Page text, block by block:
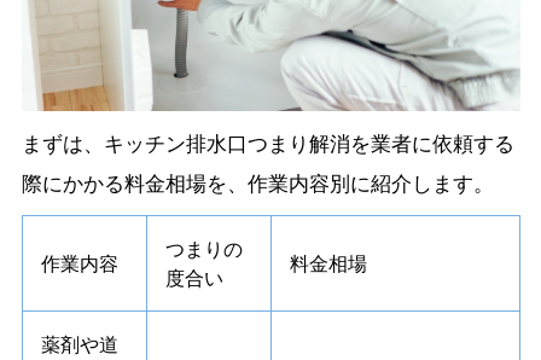
まずは、キッチン排水口つまり解消を業者に依頼する
際にかかる料金相場を、作業内容別に紹介します。
作業内容
つまりの
度合い
料金相場
薬剤や道